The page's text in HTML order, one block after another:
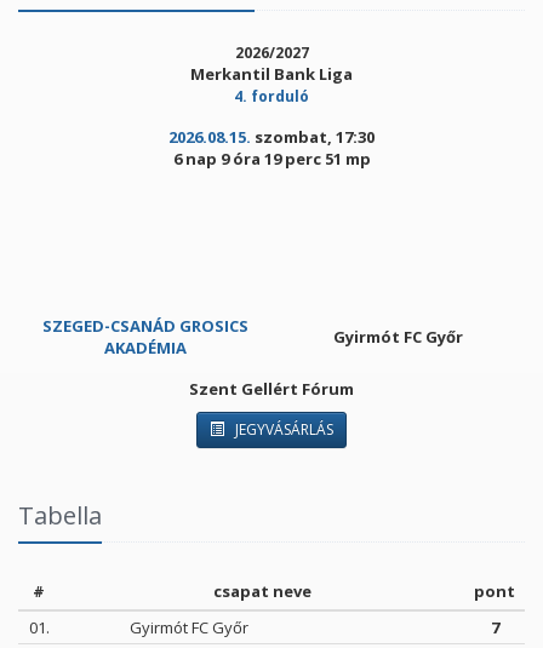
2026/2027
Merkantil Bank Liga
4. forduló
2026.08.15. szombat, 17:30
6 nap 9 óra 19 perc 51 mp
SZEGED-CSANÁD GROSICS
AKADÉMIA
Gyirmót FC Győr
Szent Gellért Fórum
JEGYVÁSÁRLÁS
Tabella
# csapat neve
pont
01.
Gyirmót FC Győr
7